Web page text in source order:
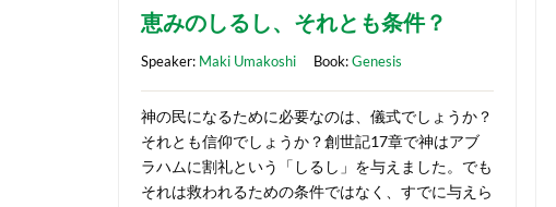
恵みのしるし、それとも条件？
Speaker: Maki Umakoshi Book:Genesis
神の民になるために必要なのは、儀式でしょうか？
それとも信仰でしょうか？創世記17章で神はアブ
ラハムに割礼という「しるし」を与えました。でも
それは救われるための条件ではなく、すでに与えら